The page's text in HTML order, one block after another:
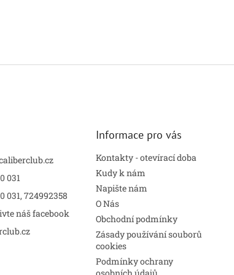
031
031, 724992358
náš facebook
Informace pro vás
Kontakty - otevírací doba
Kudy k nám
Napište nám
O Nás
Obchodní podmínky
Zásady používání souborů
cookies
Podmínky ochrany